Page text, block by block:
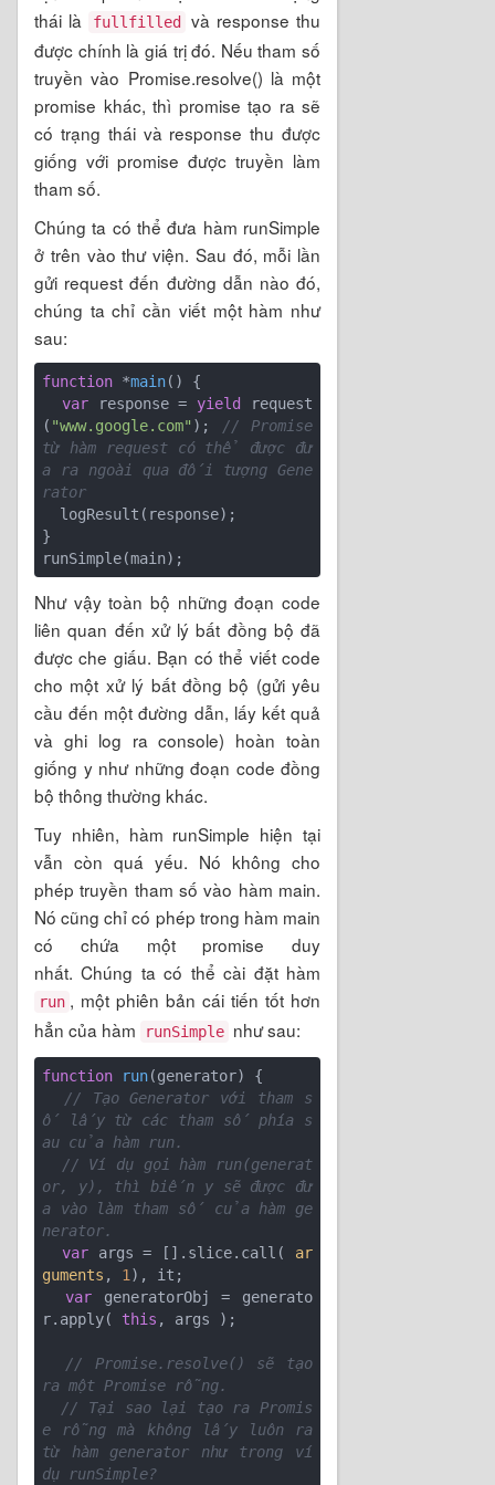
thái là
fullfilled
và response thu
được chính là giá trị đó. Nếu tham số
truyền vào Promise.resolve() là một
promise khác, thì promise tạo ra sẽ
có trạng thái và response thu được
giống với promise được truyền làm
tham số.
Chúng ta có thể đưa hàm runSimple
ở trên vào thư viện. Sau đó, mỗi lần
gửi request đến đường dẫn nào đó,
chúng ta chỉ cần viết một hàm như
sau:
function *main( ) {
var response = yield
request
( "www.google.com" );
// Promise
từ hàm request có thể được đư
a ra ngoài qua đối tượng Gene
rator
}
Như vậy toàn bộ những đoạn code
liên quan đến xử lý bất đồng bộ đã
được che giấu. Bạn có thể viết code
cho một xử lý bất đồng bộ (gửi yêu
cầu đến một đường dẫn, lấy kết quả
và ghi log ra console) hoàn toàn
giống y như những đoạn code đồng
bộ thông thường khác.
Tuy nhiên, hàm runSimple hiện tại
vẫn còn quá yếu. Nó không cho
phép truyền tham số vào hàm main.
Nó cũng chỉ có phép trong hàm main
có chứa một promise duy
nhất. Chúng ta có thể cài đặt hàm
run , một phiên bản cái tiến tốt hơn
hẳn của hàm
runSimple như sau:
function run(generator) {
// Tạo Generator với tham s
ố lấy từ các tham số phía s
au của hàm run.
// Ví dụ gọi hàm run(generat
or, y), thì biến y sẽ được đư
a vào làm tham số của hàm ge
nerator.
var args = [].slice.call( ar
guments , 1), it;
var generatorObj = generato
r.apply( this , args );
// Promise.resolve() sẽ tạo
ra một Promise rỗng.
// Tại sao lại tạo ra Promis
e rỗng mà không lấy luôn ra
từ hàm generator như trong ví
dụ runSimple?